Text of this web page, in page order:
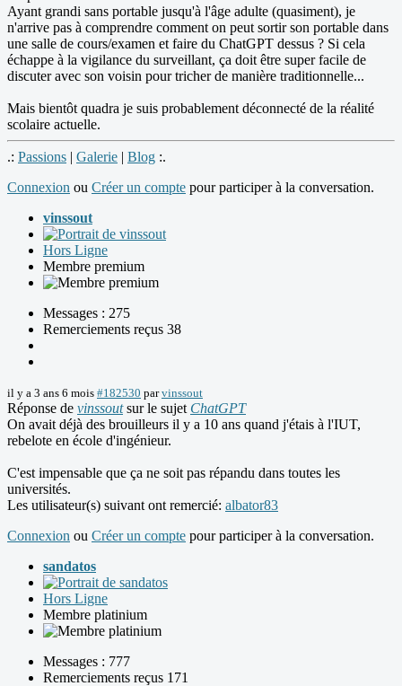
Ayant grandi sans portable jusqu'à l'âge adulte (quasiment), je
n'arrive pas à comprendre comment on peut sortir son portable dans
une salle de cours/examen et faire du ChatGPT dessus ? Si cela
échappe à la vigilance du surveillant, ça doit être super facile de
discuter avec son voisin pour tricher de manière traditionnelle...
Mais bientôt quadra je suis probablement déconnecté de la réalité
scolaire actuelle.
.: Passions | Galerie | Blog :.
Connexion ou Créer un compte pour participer à la conversation.
vinssout
Hors Ligne
Membre premium
Messages : 275
Remerciements reçus 38
il y a 3 ans 6 mois #182530 parvinssout
Réponse de vinssoutsur le sujet ChatGPT
On avait déjà des brouilleurs il y a 10 ans quand j'étais à l'IUT,
rebelote en école d'ingénieur.
C'est impensable que ça ne soit pas répandu dans toutes les
universités.
Les utilisateur(s) suivant ont remercié: albator83
Connexion ou Créer un compte pour participer à la conversation.
sandatos
Hors Ligne
Membre platinium
Messages : 777
Remerciements reçus 171